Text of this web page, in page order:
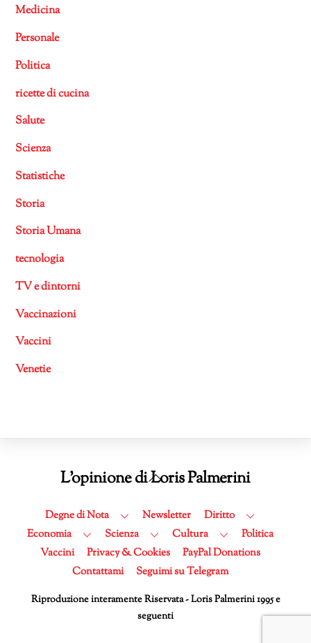
Medicina
Personale
Politica
ricette di cucina
Salute
Scienza
Statistiche
Storia
Storia Umana
tecnologia
TV e dintorni
Vaccinazioni
Vaccini
Venetie
Back
Top
L'opinione di Loris Palmerini
Degne di Nota Newsletter
Diritto
Economia
Scienza Cultura
Politica
Vaccini
Privacy & Cookies
PayPal Donations
Contattami
Seguimi su Telegram
Riproduzione interamente Riservata - Loris Palmerini 1995 e
seguenti